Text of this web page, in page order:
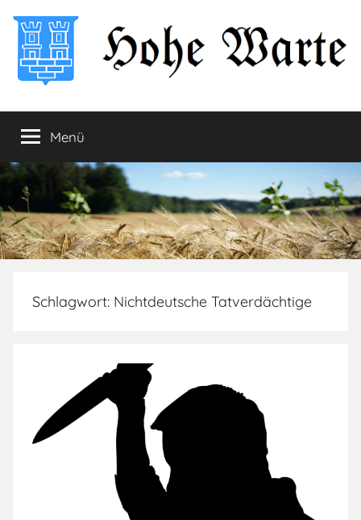
Inhalt
springen
Hohe
Warte
Startseite
Menü
Schlagwort: Nichtdeutsche Tatverdächtige